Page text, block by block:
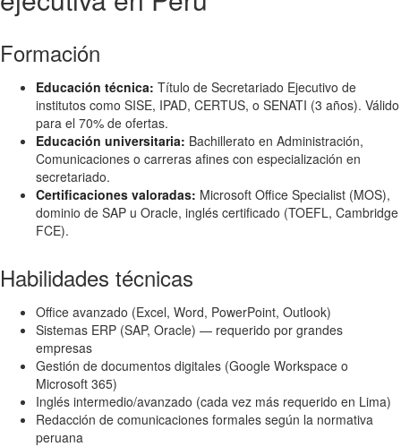
Formación
Educación técnica: Título de Secretariado Ejecutivo de
institutos como SISE, IPAD, CERTUS, o SENATI (3 años). Válido
para el 70% de ofertas.
Educación universitaria: Bachillerato en Administración,
Comunicaciones o carreras afines con especialización en
secretariado.
Certificaciones valoradas: Microsoft Office Specialist (MOS),
dominio de SAP u Oracle, inglés certificado (TOEFL, Cambridge
FCE).
Habilidades técnicas
Office avanzado (Excel, Word, PowerPoint, Outlook)
Sistemas ERP (SAP, Oracle) — requerido por grandes
empresas
Gestión de documentos digitales (Google Workspace o
Microsoft 365)
Inglés intermedio/avanzado (cada vez más requerido en Lima)
Redacción de comunicaciones formales según la normativa
peruana